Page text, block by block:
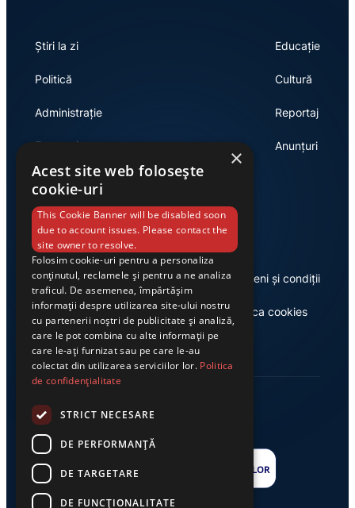
Știri la zi
Politică
Administrație
Economie
Educație
Cultură
Reportaj
Anunțuri
Link-uri utile
Despre noi
Casa de editură Exclusiv
Termeni și condiții
Politica cookies
×
Acest site web folosește
cookie-uri
This Cookie Banner will be disabled soon
due to account issues. Please contact the
site owner to resolve.
Folosim cookie-uri pentru a personaliza
conținutul, reclamele și pentru a ne analiza
traficul. De asemenea, împărtășim
informații despre utilizarea site-ului nostru
cu partenerii noștri de publicitate și analiză,
care le pot combina cu alte informații pe
care le-ați furnizat sau pe care le-au
colectat din utilizarea serviciilor lor. Politica
de confidențialitate
STRICT NECESARE
DE PERFORMANȚĂ
DE TARGETARE
DE FUNCŢIONALITATE